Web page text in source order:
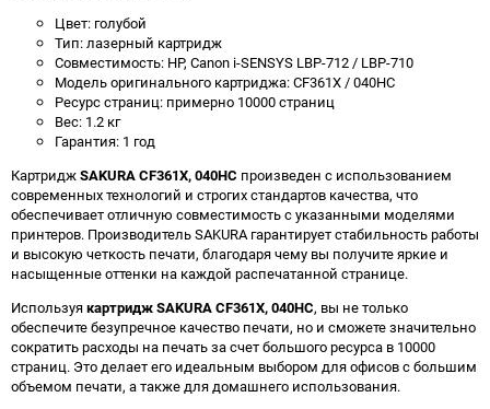
Цвет: голубой
Тип: лазерный картридж
Совместимость: HP, Canon i-SENSYS LBP-712 / LBP-710
Модель оригинального картриджа: CF361X / 040HC
Ресурс страниц: примерно 10000 страниц
Вес: 1.2 кг
Гарантия: 1 год
КартриджSAKURA CF361X, 040HC произведен с использованием
современных технологий и строгих стандартов качества, что
обеспечивает отличную совместимость с указанными моделями
принтеров. Производитель SAKURA гарантирует стабильность работы
и высокую четкость печати, благодаря чему вы получите яркие и
насыщенные оттенки на каждой распечатанной странице.
Используякартридж SAKURA CF361X, 040HC, вы не только
обеспечите безупречное качество печати, но и сможете значительно
сократить расходы на печать за счет большого ресурса в 10000
страниц. Это делает его идеальным выбором для офисов с большим
объемом печати, а также для домашнего использования.